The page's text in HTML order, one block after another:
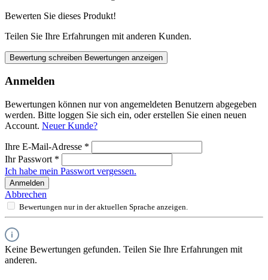
Bewerten Sie dieses Produkt!
Teilen Sie Ihre Erfahrungen mit anderen Kunden.
Bewertung schreiben Bewertungen anzeigen
Anmelden
Bewertungen können nur von angemeldeten Benutzern abgegeben
werden. Bitte loggen Sie sich ein, oder erstellen Sie einen neuen
Account. Neuer Kunde?
Ihre E-Mail-Adresse *
Ihr Passwort *
Ich habe mein Passwort vergessen.
Anmelden
Abbrechen
Bewertungen nur in der aktuellen Sprache anzeigen.
Keine Bewertungen gefunden. Teilen Sie Ihre Erfahrungen mit
anderen.